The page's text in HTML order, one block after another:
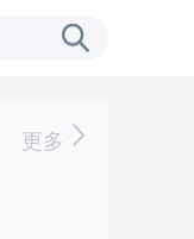
更多